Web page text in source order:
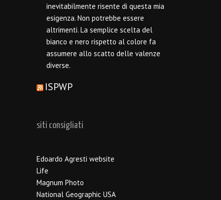
inevitabilmente risente di questa mia
esigenza. Non potrebbe essere
altrimenti. La semplice scelta del
bianco e nero rispetto al colore fa
assumere allo scatto delle valenze
diverse.
ISPWP
siti consigliati
Edoardo Agresti website
Life
Magnum Photo
National Geographic USA